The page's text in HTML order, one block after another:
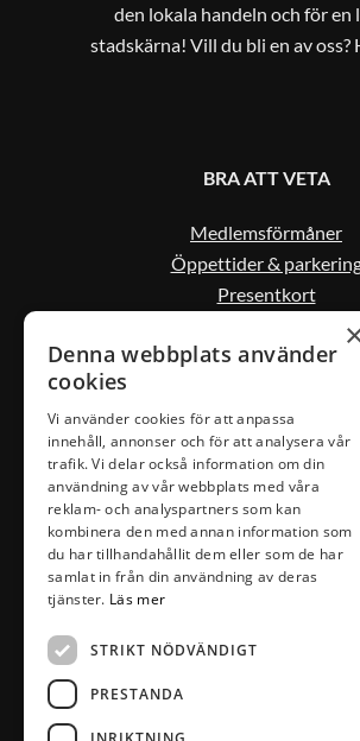
den lokala handeln och för en
stadskärna! Vill du bli en av oss?
BRA ATT VETA
Medlemsförmåner
Öppettider &
Presentkort
KONTAKT VÄXJÖ
0470-407 00
info@vaxjocity.com
Denna webbplats använder
cookies
Vi använder cookies för att anpassa
innehåll, annonser och för att analysera vår
trafik. Vi delar också information om din
användning av vår webbplats med våra
reklam- och analyspartners som kan
kombinera den med annan information som
du har tillhandahållit dem eller som de har
samlat in från din användning av deras
tjänster. Läs mer
STRIKT NÖDVÄNDIGT
PRESTANDA